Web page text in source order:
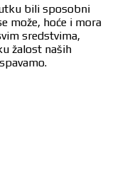
bili sposobni
može, hoće i mora
sredstvima,
žalost naših